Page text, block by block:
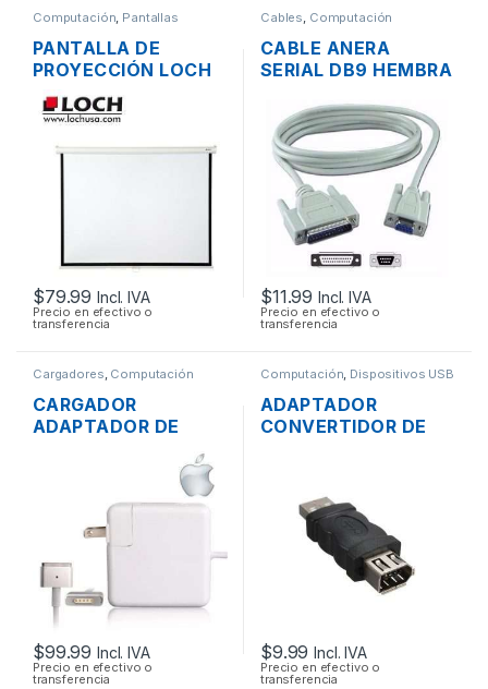
Computación, Pantallas
PANTALLA DE
PROYECCIÓN LOCH
MS84 MANUAL
PLEGABLE 177 X
PULGADAS)
$79.99 Incl. IVA
Precio en efectivo o
transferencia
Cables, Computación
CABLE ANERA
SERIAL DB9 HEMBRA
MACHO 1.8MTS
$11.99 Incl. IVA
Precio en efectivo o
transferencia
Cargadores Computación
CARGADOR
ADAPTADOR DE
ENERGÍA MAC APPLE
MAGSAFE2 14.85V
3.05A 45W ORIGINAL
$99.99 Incl. IVA
Precio en efectivo o
transferencia
Computación Dispositivos USB
ADAPTADOR
CONVERTIDOR DE
$9.99 Incl. IVA
Precio en efectivo o
transferencia